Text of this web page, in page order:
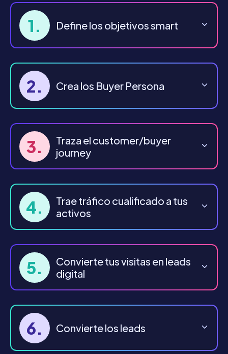
1. Define los objetivos smart
2. Crea los Buyer Persona
3.
Traza el customer/buyer
journey
4.
Trae tráfico cualificado a tus
activos
5.
Convierte tus visitas en leads
digital
6. Convierte los leads